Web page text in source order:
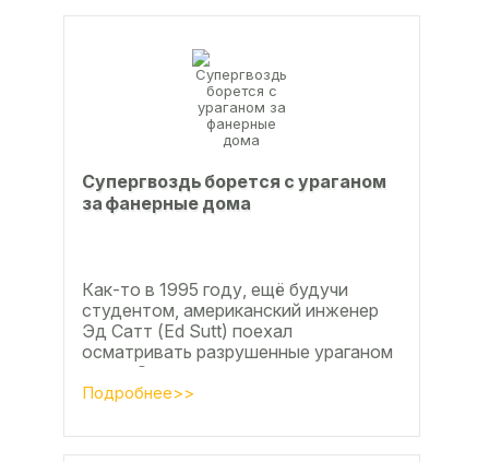
Супергвоздь борется с ураганом
за фанерные дома
Как-то в 1995 году, ещё будучи
студентом, американский инженер
Эд Сатт (Ed Sutt) поехал
осматривать разрушенные ураганом
дома. Он удивился, что ударов
стихии в большинстве случаев не...
Подробнее>>